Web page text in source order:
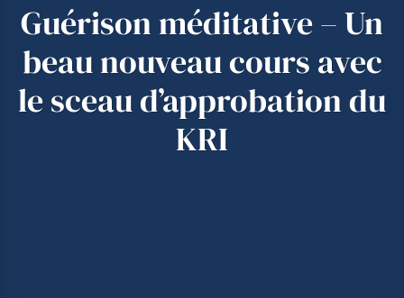
Guérison méditative – Un
beau nouveau cours avec
le sceau d’approbation du
KRI